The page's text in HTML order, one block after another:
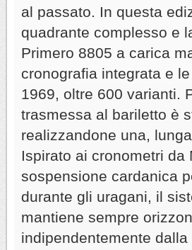
al passato. In questa
quadrante complesso e
Primero 8805 a carica
cronografia integrata e
1969, oltre 600 varianti.
trasmessa al bariletto è
realizzandone una,
Ispirato ai cronometri
sospensione cardanica
durante gli uragani, il
mantiene sempre
indipendentemente